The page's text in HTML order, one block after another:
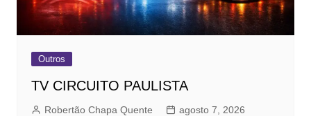
Outros
TV CIRCUITO PAULISTA
Robertão Chapa Quente
agosto 7, 2026